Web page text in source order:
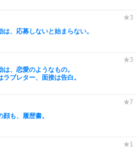
は、応募しないと始まらない。
は、恋愛のようなもの。
ラブレター、面接は告白。
顔も、履歴書。